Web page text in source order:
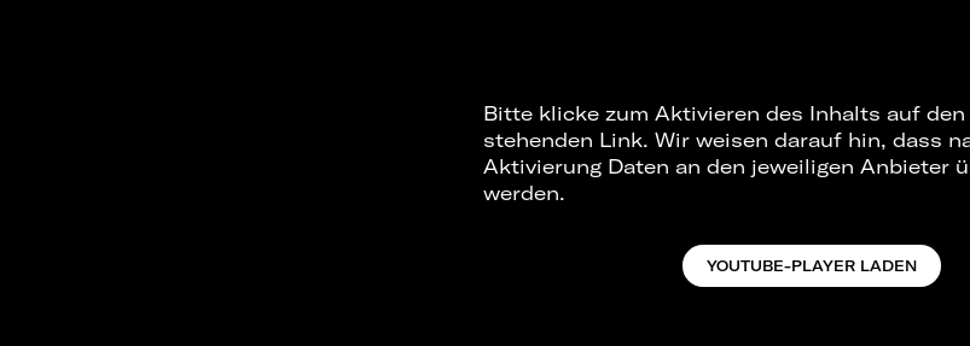
Bitte klicke zum Aktivieren des Inhalts auf
stehenden Link. Wir weisen darauf hin, dass
Aktivierung Daten an den jeweiligen Anbieter
werden.
YOUTUBE-PLAYER LADEN